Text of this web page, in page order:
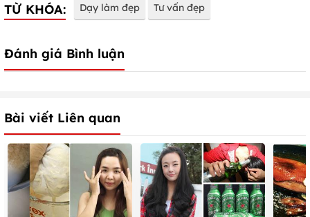
TỪ KHÓA: Dạy làm đẹp Tư vấn đẹp
Đánh giá Bình luận
Bài viết Liên quan